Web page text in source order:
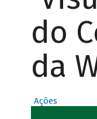
do
da
Ações